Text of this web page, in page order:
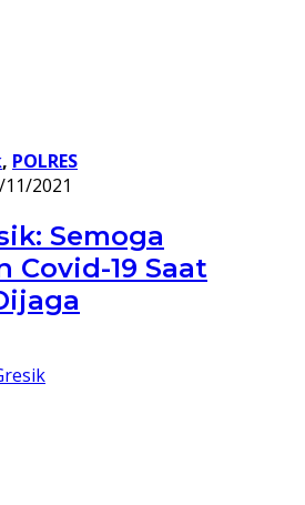
, POLRES
11/2021
Semoga
Covid-19 Saat